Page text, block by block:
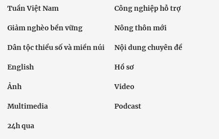
Tuần Việt Nam Công nghiệp hỗ trợ
Giảm nghèo bền vững Nông thôn mới
Dân tộc thiểu số và miền núi Nội dung chuyên đề
English Hồ sơ
Ảnh Video
Multimedia Podcast
24h qua